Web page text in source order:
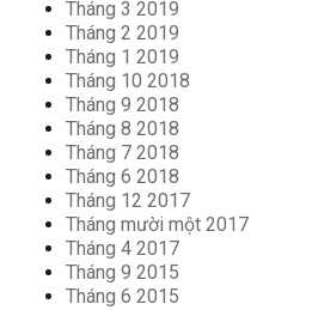
Tháng 3 2019
Tháng 2 2019
Tháng 1 2019
Tháng 10 2018
Tháng 9 2018
Tháng 8 2018
Tháng 7 2018
Tháng 6 2018
Tháng 12 2017
Tháng mười một 2017
Tháng 4 2017
Tháng 9 2015
Tháng 6 2015